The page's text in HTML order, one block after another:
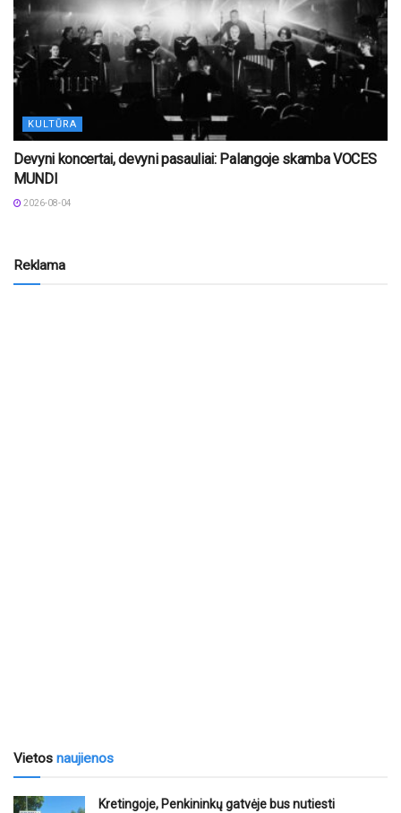
KULTŪRA
Devyni koncertai, devyni pasauliai: Palangoje skamba VOCES
MUNDI
2026-08-04
Reklama
Vietos naujienos
Kretingoje, Penkininkų gatvėje bus nutiesti